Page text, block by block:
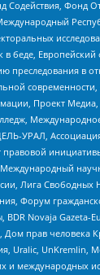
в беде,
в
Проект Медиа,
УРАЛ,
Лига
Форум
Novaja
прав
Uralic,
и